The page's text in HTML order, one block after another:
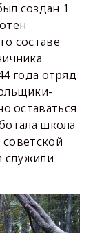
создан 1
составе
года отряд
оставаться
школа
служили